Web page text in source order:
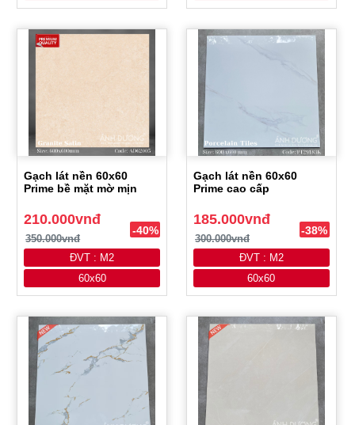
Gạch lát nền 60x60
Prime bề mặt mờ mịn
210.000vnđ
350.000vnđ
-40%
ĐVT : M2
60x60
Gạch lát nền 60x60
Prime cao cấp
185.000vnđ
300.000vnđ
-38%
ĐVT : M2
60x60